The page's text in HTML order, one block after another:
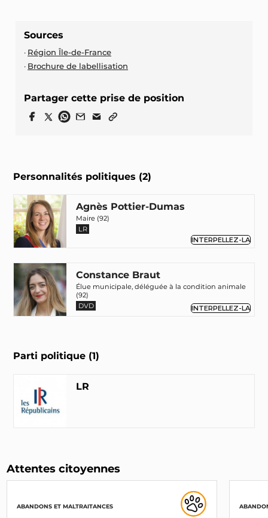
Personnalités politiques (2)
Agnès Pottier-Dumas
Maire (92)
LR
INTERPELLEZ-LA
Constance Braut
Élue municipale, déléguée à la condition animale
(92)
DVD
INTERPELLEZ-LA
Parti politique (1)
LR
Sources
Région Île-de-France
Brochure de labellisation
Partager cette prise de position
Attentes citoyennes
ABANDONS ET MALTRAITANCES